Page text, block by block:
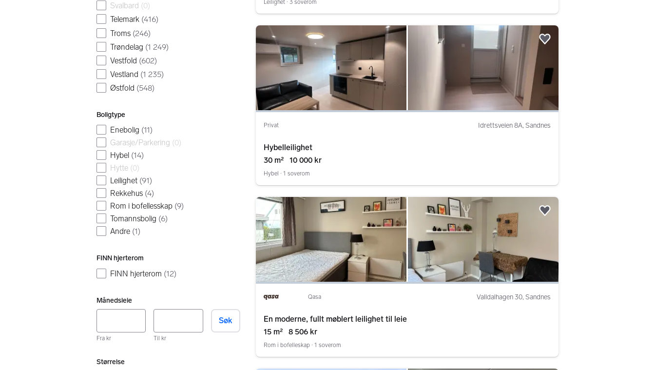
Svalbard (0)
Telemark (416)
Troms (246)
Trøndelag (1 249)
Vestfold (602)
Vestland (1 235)
Østfold (548)
Boligtype
Enebolig (11)
Garasje/Parkering (0)
Hybel (14)
Hytte (0)
Leilighet (91)
Rekkehus (4)
Rom i bofellesskap (9)
Tomannsbolig (6)
Andre (1)
FINN hjerterom
FINN hjerterom (12)
Månedsleie
Fra kr Til kr
Søk
Størrelse
Leilighet ∙ 3 soverom
Privat
Hybelleilighet
Idrettsveien 8A, Sandnes
30 m² 10 000 kr
Hybel ∙ 1 soverom
Qasa
En moderne, fullt møblert leilighet til leie
Valldalhagen 30, Sandnes
15 m² 8 506 kr
Rom i bofelleskap ∙ 1 soverom